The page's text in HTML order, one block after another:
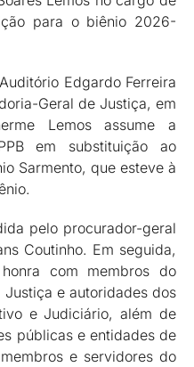
para o biênio 2026-
Edgardo Ferreira
Geral de Justiça, em
Lemos assume a
em substituição ao
Sarmento, que esteve à
pelo procurador-geral
Coutinho. Em seguida,
com membros do
e autoridades dos
e Judiciário, além de
públicas e entidades de
e servidores do